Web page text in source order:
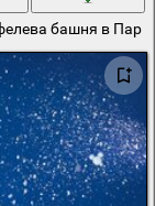
башня в